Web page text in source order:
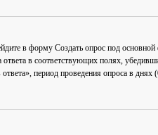
в форму Создать опрос под основной
в соответствующих полях,
период проведения опроса в